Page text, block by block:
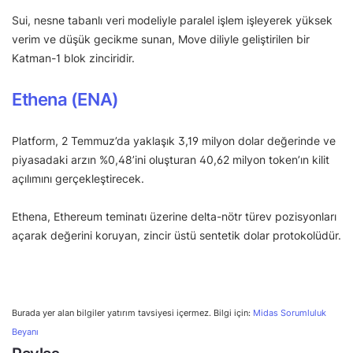
Sui, nesne tabanlı veri modeliyle paralel işlem işleyerek yüksek
verim ve düşük gecikme sunan, Move diliyle geliştirilen bir
Katman-1 blok zinciridir.
Ethena (ENA)
Platform, 2 Temmuz’da yaklaşık 3,19 milyon dolar değerinde ve
piyasadaki arzın %0,48’ini oluşturan 40,62 milyon token’ın kilit
açılımını gerçekleştirecek.
Ethena, Ethereum teminatı üzerine delta-nötr türev pozisyonları
açarak değerini koruyan, zincir üstü sentetik dolar protokolüdür.
Burada yer alan bilgiler yatırım tavsiyesi içermez. Bilgi için: Midas Sorumluluk
Beyanı